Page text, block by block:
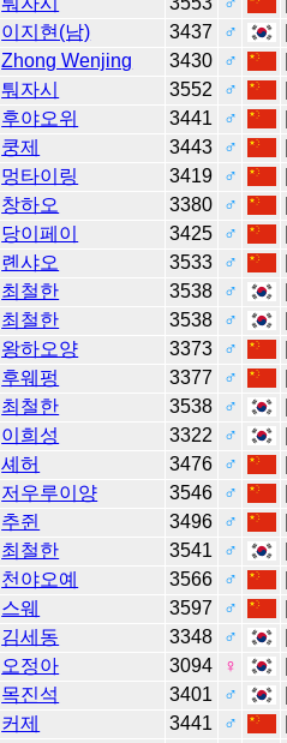
이지현(남) 3437 ♂
Zhong Wenjing 3430 ♂
퉈자시 3552 ♂
후야오위 3441 ♂
쿵제 3443 ♂
멍타이링 3419 ♂
창하오 3380 ♂
당이페이 3425 ♂
롄샤오 3533 ♂
최철한 3538 ♂
최철한 3538 ♂
왕하오양 3373 ♂
후웨펑 3377 ♂
최철한 3538 ♂
이희성 3322 ♂
셰허 3476 ♂
저우루이양 3546 ♂
추쥔 3496 ♂
최철한 3541 ♂
천야오예 3566 ♂
스웨 3597 ♂
김세동 3348 ♂
오정아 3094 ♀
목진석 3401 ♂
커제 3441 ♂